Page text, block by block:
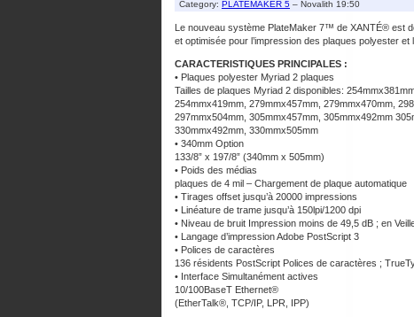
Category: PLATEMAKER 5 – Novalith 19:50
Le nouveau système PlateMaker 7™ de XANTÉ® est
et optimisée pour l’impression des plaques polyester
CARACTERISTIQUES PRINCIPALES :
• Plaques polyester Myriad 2 plaques
Tailles de plaques Myriad 2 disponibles:
254mmx419mm, 279mmx457mm, 279mmx470mm,
297mmx504mm, 305mmx457mm, 305mmx492mm
330mmx492mm, 330mmx505mm
• 340mm Option
133/8” x 197/8” (340mm x 505mm)
• Poids des médias
plaques de 4 mil – Chargement de plaque automatique
• Tirages offset jusqu’à 20000 impressions
• Linéature de trame jusqu’à 150lpi/1200 dpi
• Niveau de bruit Impression moins de 49,5 dB ; en
• Langage d’impression Adobe PostScript 3
• Polices de caractères
136 résidents PostScript Polices de caractères ;
• Interface Simultanément actives
10/100BaseT Ethernet®
(EtherTalk®, TCP/IP, LPR, IPP)